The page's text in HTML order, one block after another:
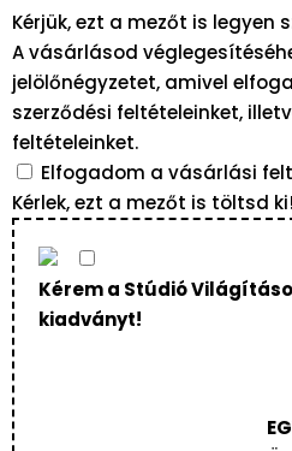
Kérjük, ezt a mezőt is legyen
A vásárlásod
jelölőnégyzetet, amivel
szerződési feltételeinket,
feltételeinket.
Elfogadom a vásárlási
Kérlek, ezt a mezőt is töltsd ki!
Kérem a Stúdió
kiadványt!